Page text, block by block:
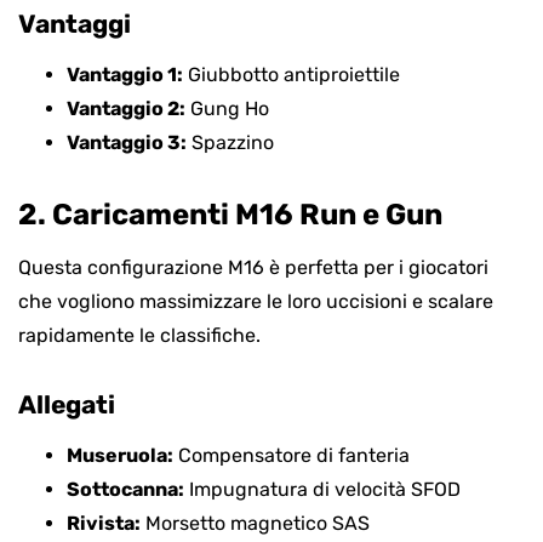
Vantaggi
Vantaggio 1: Giubbotto antiproiettile
Vantaggio 2: Gung Ho
Vantaggio 3: Spazzino
2. Caricamenti M16 Run e Gun
Questa configurazione M16 è perfetta per i giocatori
che vogliono massimizzare le loro uccisioni e scalare
rapidamente le classifiche.
Allegati
Museruola: Compensatore di fanteria
Sottocanna: Impugnatura di velocità SFOD
Rivista: Morsetto magnetico SAS